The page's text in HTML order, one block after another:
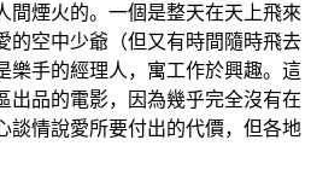
間煙火的。一個是整天在天上飛來
的空中少爺（但又有時間隨時飛去
樂手的經理人，寓工作於興趣。這
出品的電影，因為幾乎完全沒有在
情說愛所要付出的代價，但各地